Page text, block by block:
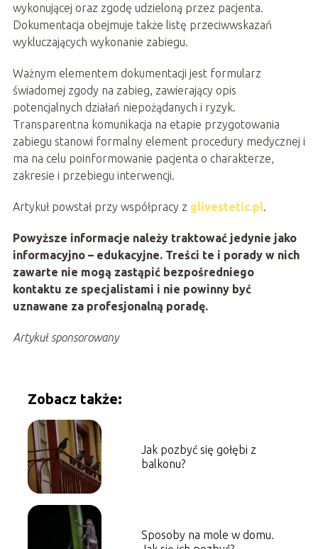
wykonującej oraz zgodę udzieloną przez pacjenta.
Dokumentacja obejmuje także listę przeciwwskazań
wykluczających wykonanie zabiegu.
Ważnym elementem dokumentacji jest formularz
świadomej zgody na zabieg, zawierający opis
potencjalnych działań niepożądanych i ryzyk.
Transparentna komunikacja na etapie przygotowania
zabiegu stanowi formalny element procedury medycznej i
ma na celu poinformowanie pacjenta o charakterze,
zakresie i przebiegu interwencji.
Artykuł powstał przy współpracy z glivestetic.pl.
Powyższe informacje należy traktować jedynie jako
informacyjno – edukacyjne. Treści te i porady w nich
zawarte nie mogą zastąpić bezpośredniego
kontaktu ze specjalistami i nie powinny być
uznawane za profesjonalną poradę.
Artykuł sponsorowany
Zobacz także:
Jak pozbyć się gołębi z
balkonu?
Sposoby na mole w domu.